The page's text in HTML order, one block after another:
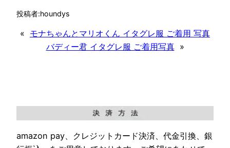
投稿者:houndys
« モナちゃんとマリオくん イタグレ服 ご着用 写真
バディー君 イタグレ服 ご着用写真 »
amazon pay、クレジットカード決済、代金引換、銀